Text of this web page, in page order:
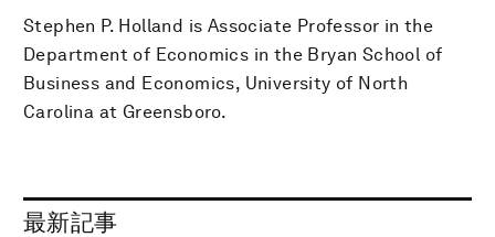
Stephen P. Holland is Associate Professor in the
Department of Economics in the Bryan School of
Business and Economics, University of North
Carolina at Greensboro.
最新記事